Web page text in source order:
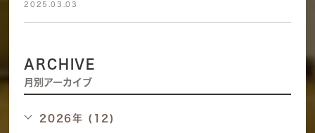
2025.03.03
ARCHIVE
月別アーカイブ
2026年 (12)